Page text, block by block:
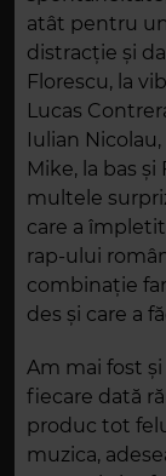
atât pentru
distracție și
Florescu, la
Lucas
Iulian
Mike, la bas
multele
care a
rap-ului
combinație
des și care a
Am mai fost
fiecare dată
produc tot
muzica,